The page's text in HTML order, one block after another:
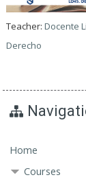
Teacher:Docente
Derecho
Home
Courses